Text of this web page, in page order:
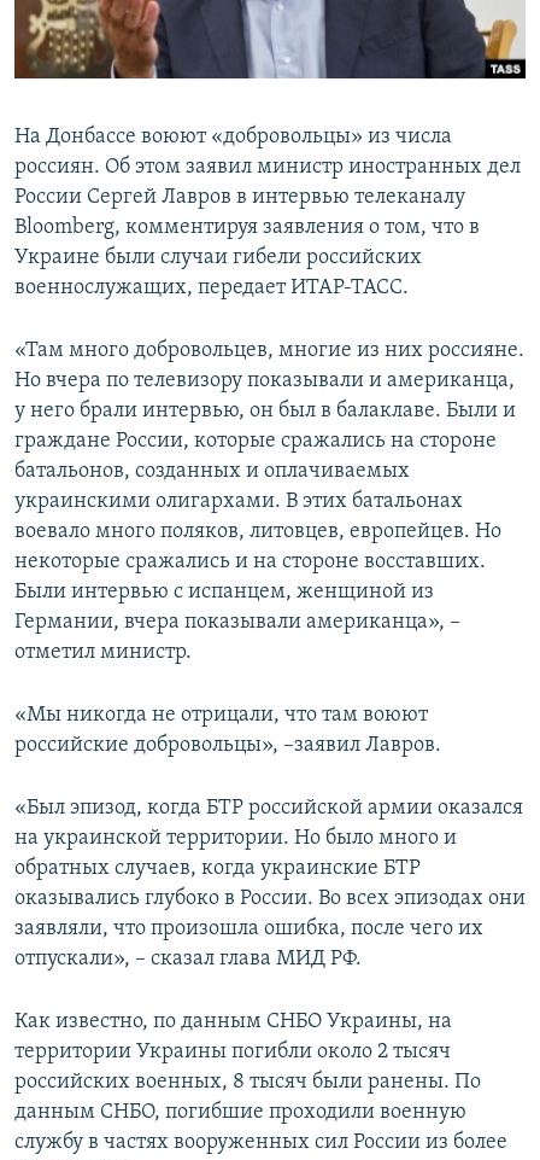
ПОБЕДИТЕЛЕЙ НЕ СУДЯТ?
КРЫМ.НЕПОКОРЕННЫЙ
УКРАИНСКАЯ ПРОБЛЕМА КРЫМА
ПРИСОЕДИНЯЙТЕСЬ!
Все сайты RFE/RL
На Донбассе воюют «добровольцы» из числа
россиян. Об этом заявил министр иностранных дел
России Сергей Лавров в интервью телеканалу
Bloomberg, комментируя заявления о том, что в
Украине были случаи гибели российских
военнослужащих, передает ИТАР-ТАСС.
«Там много добровольцев, многие из них россияне.
Но вчера по телевизору показывали и американца,
у него брали интервью, он был в балаклаве. Были и
граждане России, которые сражались на стороне
батальонов, созданных и оплачиваемых
украинскими олигархами. В этих батальонах
воевало много поляков, литовцев, европейцев. Но
некоторые сражались и на стороне восставших.
Были интервью с испанцем, женщиной из
Германии, вчера показывали американца», –
отметил министр.
«Мы никогда не отрицали, что там воюют
российские добровольцы», –заявил Лавров.
«Был эпизод, когда БТР российской армии оказался
на украинской территории. Но было много и
обратных случаев, когда украинские БТР
оказывались глубоко в России. Во всех эпизодах они
заявляли, что произошла ошибка, после чего их
отпускали», – сказал глава МИД РФ.
Как известно, по данным СНБО Украины, на
территории Украины погибли около 2 тысяч
российских военных, 8 тысяч были ранены. По
данным СНБО, погибшие проходили военную
службу в частях вооруженных сил России из более